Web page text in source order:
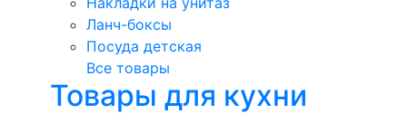
Ланч-боксы
Посуда детская
Все товары
Товары для кухни